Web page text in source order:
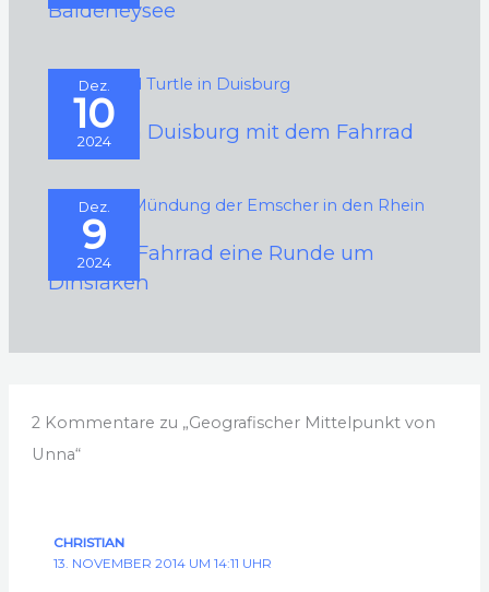
Baldeneysee
Dez.
10
2024
Rund um Duisburg mit dem Fahrrad
Dez.
9
2024
Mit dem Fahrrad eine Runde um
Dinslaken
2 Kommentare zu „Geografischer Mittelpunkt von
Unna“
CHRISTIAN
13. NOVEMBER 2014 UM 14:11 UHR